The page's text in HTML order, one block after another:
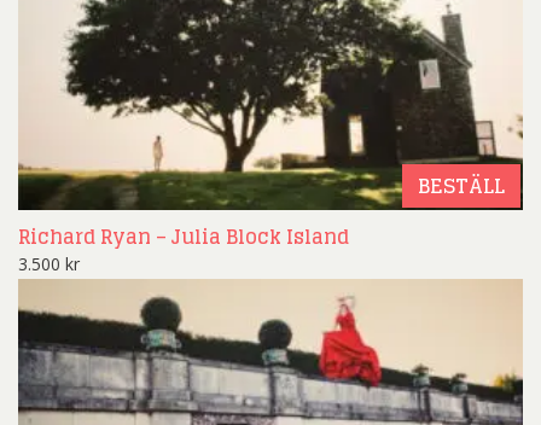
BESTÄLL
Richard Ryan – Julia Block Island
3.500 kr